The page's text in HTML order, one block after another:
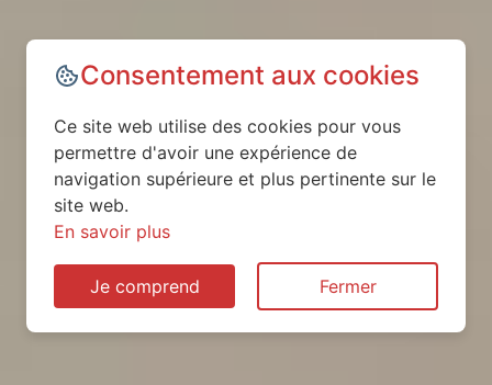
Consentement aux cookies
Ce site web utilise des cookies pour vous
permettre d'avoir une expérience de
navigation supérieure et plus pertinente sur le
site web.
En savoir plus
Je comprend Fermer